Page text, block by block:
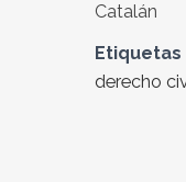
Catalán
Etiquetas
derecho